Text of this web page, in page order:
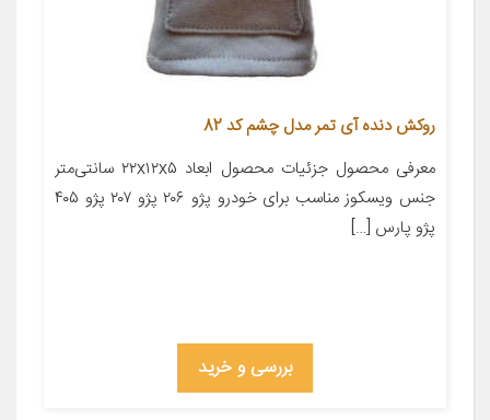
روکش دنده آی تمر مدل چشم کد 82
معرفی محصول جزئیات محصول ابعاد ۲۲x۱۲x۵ سانتی‌متر
جنس ویسکوز مناسب برای خودرو پژو ۲۰۶ پژو ۲۰۷ پژو ۴۰۵
پژو پارس […]
بررسی و خرید